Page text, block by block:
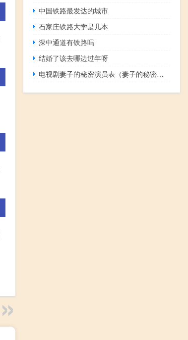
中国铁路最发达的城市
石家庄铁路大学是几本
深中通道有铁路吗
结婚了该去哪边过年呀
电视剧妻子的秘密演员表（妻子的秘密演员表）